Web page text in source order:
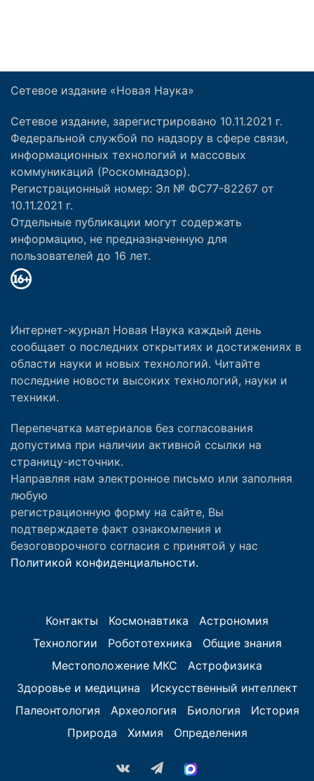
Сетевое издание «Новая Наука»
Сетевое издание, зарегистрировано 10.11.2021 г.
Федеральной службой по надзору в сфере связи,
информационных технологий и массовых
коммуникаций (Роскомнадзор).
Регистрационный номер: Эл № ФС77-82267 от
10.11.2021 г.
Отдельные публикации могут содержать
информацию, не предназначенную для
пользователей до 16 лет.
Интернет-журнал Новая Наука каждый день
сообщает о последних открытиях и достижениях в
области науки и новых технологий. Читайте
последние новости высоких технологий, науки и
техники.
Перепечатка материалов без согласования
допустима при наличии активной ссылки на
страницу-источник.
Направляя нам электронное письмо или заполняя
любую
регистрационную форму на сайте, Вы
подтверждаете факт ознакомления и
безоговорочного согласия с принятой у нас
Политикой конфиденциальности.
Контакты Космонавтика
Астрономия
Технологии
Робототехника
Общие знания
Местоположение МКС
Астрофизика
Здоровье и медицина
Искусственный интеллект
Палеонтология
Археология Биология
История
Природа
Химия Определения
vk.com Telegram